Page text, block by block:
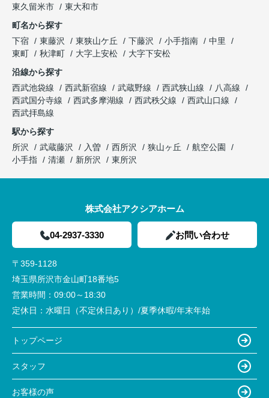
東久留米市
東大和市
町名から探す
下宿
東藤沢 東狭山ケ丘 下藤沢 小手指南
中里
東町
秋津町 大字上安松
大字下安松
沿線から探す
西武池袋線
西武新宿線 武蔵野線 西武狭山線
八高線
西武国分寺線
西武多摩湖線 西武秩父線
西武山口線
西武拝島線
駅から探す
所沢
武蔵藤沢 入曽 西所沢 狭山ヶ丘
航空公園
小手指
清瀬 新所沢 東所沢
株式会社アクシアホーム
04-2937-3330 お問い合わせ
〒359-1128
埼玉県所沢市金山町18番地5
営業時間： 09:00～18:30
定休日： 水曜日（不定休日あり）/夏季休暇/年末年始
トップページ
スタッフ
お客様の声